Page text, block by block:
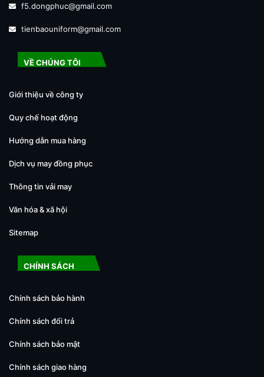
f5.dongphuc@gmail.com
tienbaouniform@gmail.com
VỀ CHÚNG TÔI
Giới thiệu về công ty
Quy chế hoạt động
Hướng dẫn mua hàng
Dịch vụ may đồng phục
Thông tin vải may
Văn hóa & xã hội
Sitemap
CHÍNH SÁCH
Chính sách bảo hành
Chính sách đổi trả
Chính sách bảo mật
Chính sách giao hàng